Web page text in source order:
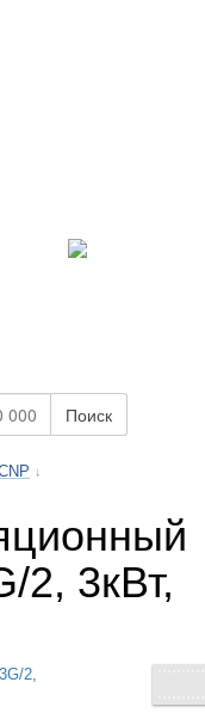
Поиск
↓
2, 3кВт,